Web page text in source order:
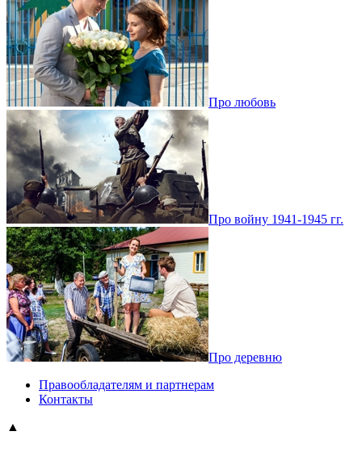
Про любовь
Про войну 1941-1945 гг.
Про деревню
Правообладателям и партнерам
Контакты
▲